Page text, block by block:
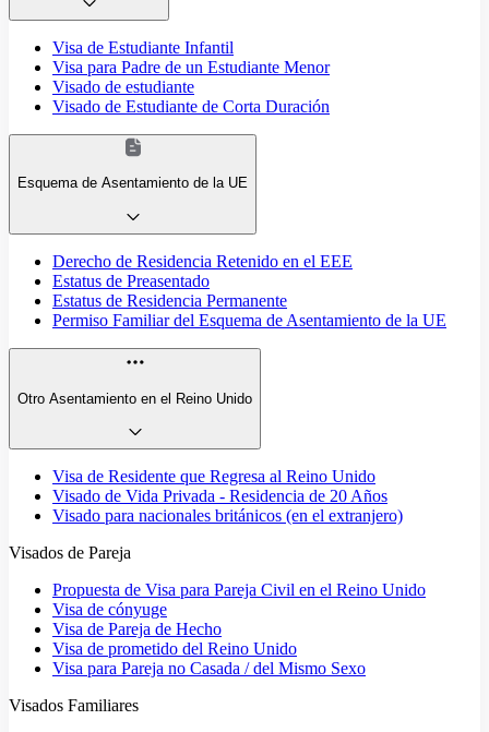
Visa de Estudiante Infantil
Visa para Padre de un Estudiante Menor
Visado de estudiante
Visado de Estudiante de Corta Duración
Esquema de Asentamiento de la UE
Derecho de Residencia Retenido en el EEE
Estatus de Preasentado
Estatus de Residencia Permanente
Permiso Familiar del Esquema de Asentamiento de la UE
Otro Asentamiento en el Reino Unido
Visa de Residente que Regresa al Reino Unido
Visado de Vida Privada - Residencia de 20 Años
Visado para nacionales británicos (en el extranjero)
Visados de Pareja
Propuesta de Visa para Pareja Civil en el Reino Unido
Visa de cónyuge
Visa de Pareja de Hecho
Visa de prometido del Reino Unido
Visa para Pareja no Casada / del Mismo Sexo
Visados Familiares